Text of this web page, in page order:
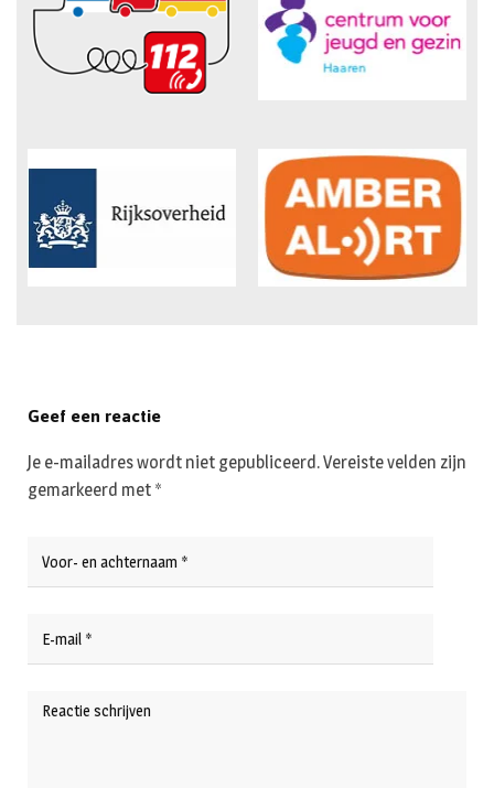
Geef een reactie
Je e-mailadres wordt niet gepubliceerd.Vereiste velden zijn
gemarkeerd met *